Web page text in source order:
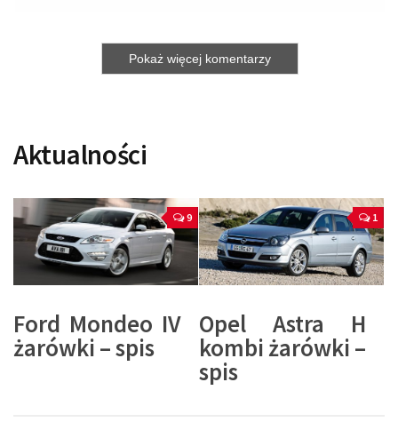
Pokaż więcej komentarzy
Aktualności
9
Ford Mondeo IV
żarówki – spis
1
Opel Astra H
kombi żarówki –
spis